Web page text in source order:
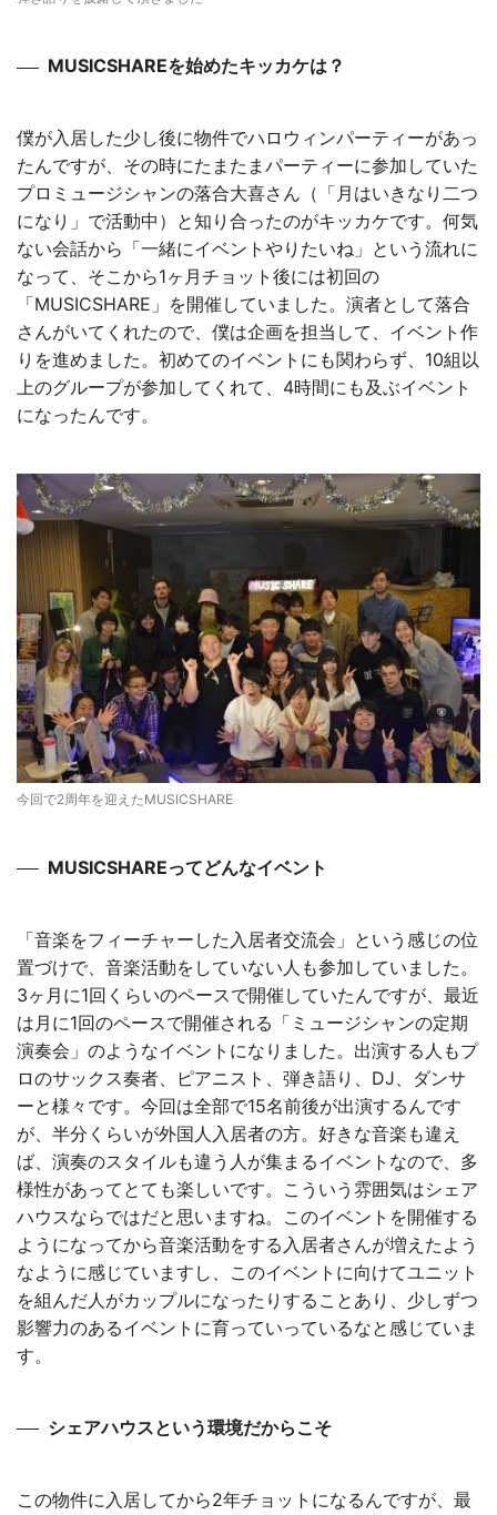
MUSICSHAREを始めたキッカケは？
僕が入居した少し後に物件でハロウィンパーティーがあっ
たんですが、その時にたまたまパーティーに参加していた
プロミュージシャンの落合大喜さん（「月はいきなり二つ
になり」で活動中）と知り合ったのがキッカケです。何気
ない会話から「一緒にイベントやりたいね」という流れに
なって、そこから1ヶ月チョット後には初回の
「MUSICSHARE」を開催していました。演者として落合
さんがいてくれたので、僕は企画を担当して、イベント作
りを進めました。初めてのイベントにも関わらず、10組以
上のグループが参加してくれて、4時間にも及ぶイベント
になったんです。
今回で2周年を迎えたMUSICSHARE
MUSICSHAREってどんなイベント
「音楽をフィーチャーした入居者交流会」という感じの位
置づけで、音楽活動をしていない人も参加していました。
3ヶ月に1回くらいのペースで開催していたんですが、最近
は月に1回のペースで開催される「ミュージシャンの定期
演奏会」のようなイベントになりました。出演する人もプ
ロのサックス奏者、ピアニスト、弾き語り、DJ、ダンサ
ーと様々です。今回は全部で15名前後が出演するんです
が、半分くらいが外国人入居者の方。好きな音楽も違え
ば、演奏のスタイルも違う人が集まるイベントなので、多
様性があってとても楽しいです。こういう雰囲気はシェア
ハウスならではだと思いますね。このイベントを開催する
ようになってから音楽活動をする入居者さんが増えたよう
なように感じていますし、このイベントに向けてユニット
を組んだ人がカップルになったりすることあり、少しずつ
影響力のあるイベントに育っていっているなと感じていま
す。
シェアハウスという環境だからこそ
この物件に入居してから2年チョットになるんですが、最